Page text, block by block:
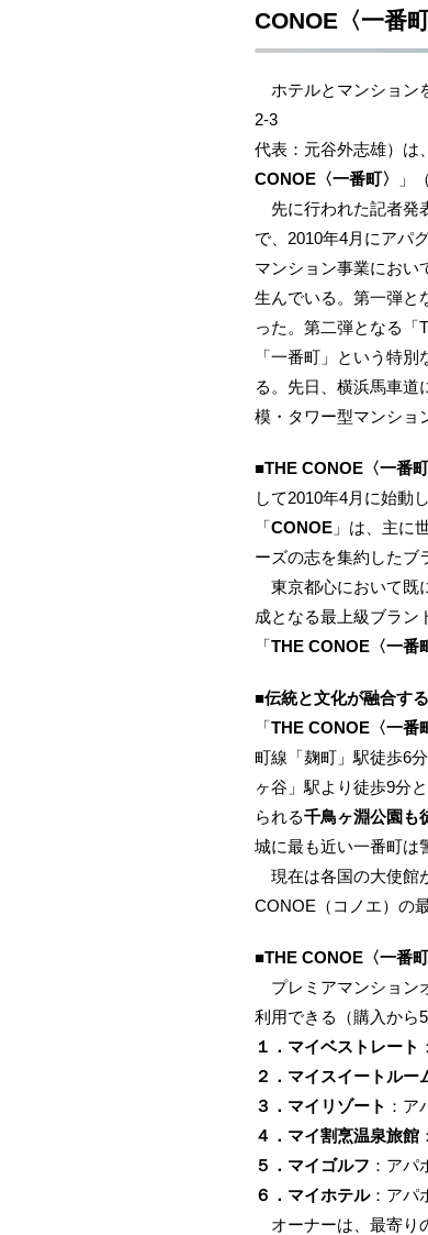
CONOE〈一番
ホテルとマンション
2-3
代表：元谷外志雄）は
CONOE〈一番町〉
」
先に行われた記者発
で、2010年4月にアパ
マンション事業におい
生んでいる。第一弾と
った。第二弾となる「
「一番町」という特
る。先日、横浜馬車道
模・タワー型マンショ
■THE CONOE〈一番
して2010年4月に始動
「CONOE 」は、主に
ーズの志を集約したブ
東京都心において既
成となる最上級ブラン
「THE CONOE〈一番
■伝統と文化が融合す
「THE CONOE〈一番
町線「麹町」駅徒歩6
ヶ谷」駅より徒歩9分
られる千鳥ヶ淵公園も
城に最も近い一番町は
現在は各国の大使館
CONOE（コノエ）の
■THE CONOE〈一番
プレミアマンション
利用できる（購入から5
１．マイベストレート
２．マイスイートルー
３．マイリゾート ：
４．マイ割烹温泉旅館
５．マイゴルフ ：ア
６．マイホテル：アパ
オーナーは、最寄り